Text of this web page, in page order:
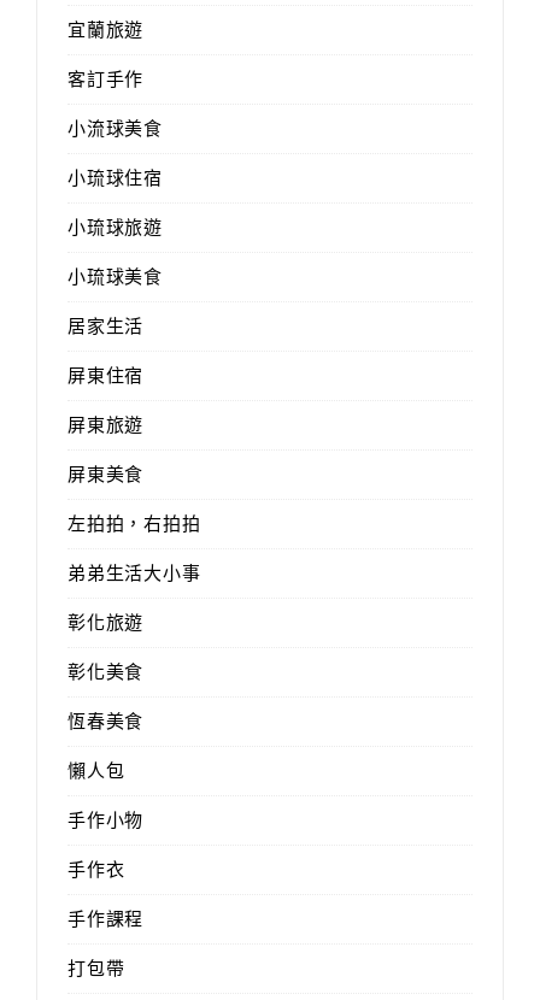
宜蘭旅遊
客訂手作
小流球美食
小琉球住宿
小琉球旅遊
小琉球美食
居家生活
屏東住宿
屏東旅遊
屏東美食
左拍拍，右拍拍
弟弟生活大小事
彰化旅遊
彰化美食
恆春美食
懶人包
手作小物
手作衣
手作課程
打包帶